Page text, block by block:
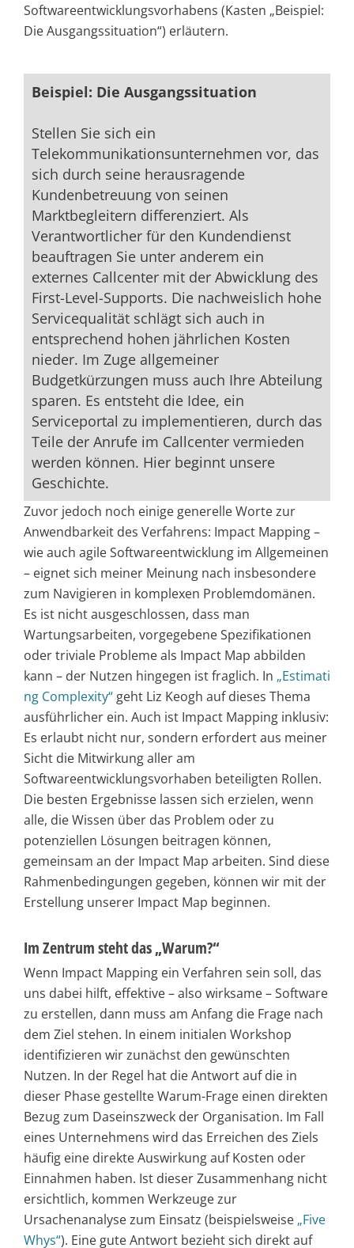
Softwareentwicklungsvorhabens (Kasten „Beispiel:
Die Ausgangssituation“) erläutern.
Beispiel: Die Ausgangssituation
Stellen Sie sich ein
Telekommunikationsunternehmen vor, das
sich durch seine herausragende
Kundenbetreuung von seinen
Marktbegleitern differenziert. Als
Verantwortlicher für den Kundendienst
beauftragen Sie unter anderem ein
externes Callcenter mit der Abwicklung des
First-Level-Supports. Die nachweislich hohe
Servicequalität schlägt sich auch in
entsprechend hohen jährlichen Kosten
nieder. Im Zuge allgemeiner
Budgetkürzungen muss auch Ihre Abteilung
sparen. Es entsteht die Idee, ein
Serviceportal zu implementieren, durch das
Teile der Anrufe im Callcenter vermieden
werden können. Hier beginnt unsere
Geschichte.
Zuvor jedoch noch einige generelle Worte zur
Anwendbarkeit des Verfahrens: Impact Mapping –
wie auch agile Softwareentwicklung im Allgemeinen
– eignet sich meiner Meinung nach insbesondere
zum Navigieren in komplexen Problemdomänen.
Es ist nicht ausgeschlossen, dass man
Wartungsarbeiten, vorgegebene Spezifikationen
oder triviale Probleme als Impact Map abbilden
kann – der Nutzen hingegen ist fraglich. In „Estimati
ng Complexity“ geht Liz Keogh auf dieses Thema
ausführlicher ein. Auch ist Impact Mapping inklusiv:
Es erlaubt nicht nur, sondern erfordert aus meiner
Sicht die Mitwirkung aller am
Softwareentwicklungsvorhaben beteiligten Rollen.
Die besten Ergebnisse lassen sich erzielen, wenn
alle, die Wissen über das Problem oder zu
potenziellen Lösungen beitragen können,
gemeinsam an der Impact Map arbeiten. Sind diese
Rahmenbedingungen gegeben, können wir mit der
Erstellung unserer Impact Map beginnen.
Im Zentrum steht das „Warum?“
Wenn Impact Mapping ein Verfahren sein soll, das
uns dabei hilft, effektive – also wirksame – Software
zu erstellen, dann muss am Anfang die Frage nach
dem Ziel stehen. In einem initialen Workshop
identifizieren wir zunächst den gewünschten
Nutzen. In der Regel hat die Antwort auf die in
dieser Phase gestellte Warum-Frage einen direkten
Bezug zum Daseinszweck der Organisation. Im Fall
eines Unternehmens wird das Erreichen des Ziels
häufig eine direkte Auswirkung auf Kosten oder
Einnahmen haben. Ist dieser Zusammenhang nicht
ersichtlich, kommen Werkzeuge zur
Ursachenanalyse zum Einsatz (beispielsweise „Five
Whys“). Eine gute Antwort bezieht sich direkt auf